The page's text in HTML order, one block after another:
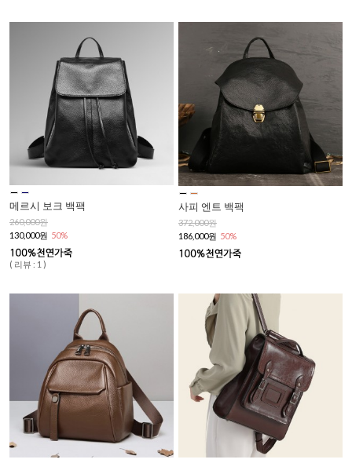
메르시 보크 백팩
260,000원
130,000원 50%
( 리뷰 : 1 )
사피 엔트 백팩
372,000원
186,000원 50%